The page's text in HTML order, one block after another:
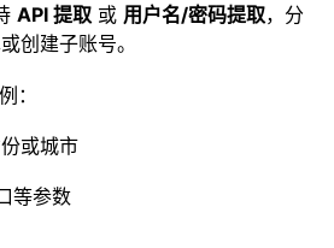
API 提取 或 用户名/密码提取，分
创建子账号。
：
或城市
等参数